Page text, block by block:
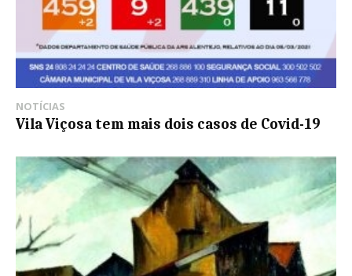
NOTÍCIAS
Vila Viçosa tem mais dois casos de Covid-19